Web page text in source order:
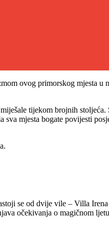
ovog primorskog mjesta
tijekom brojnih
mjesta bogate povijesti
se od dvije vile – Villa
očekivanja o magičnom